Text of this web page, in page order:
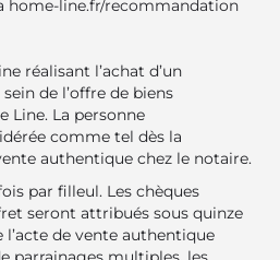
home-line.fr/recommandation
réalisant l’achat d’un
de l’offre de biens
Line. La personne
comme tel dès la
authentique chez le notaire.
par filleul. Les chèques
seront attribués sous quinze
de vente authentique